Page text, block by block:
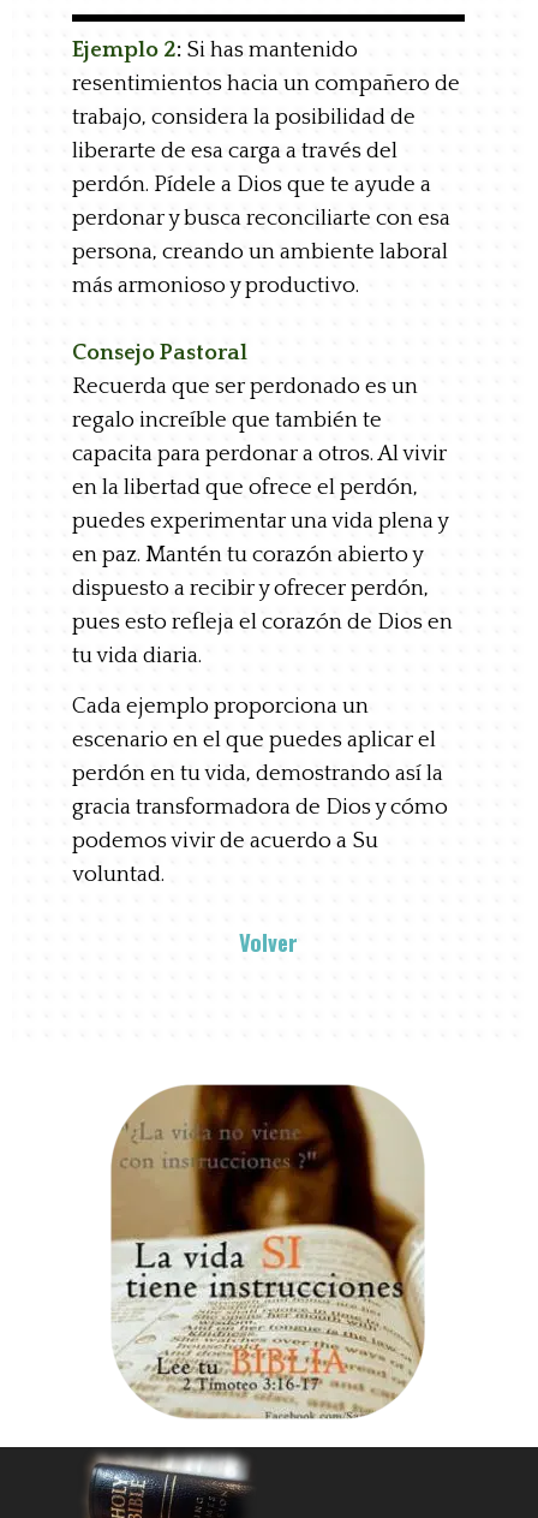
Ejemplo 2: Si has mantenido
resentimientos hacia un compañero de
trabajo, considera la posibilidad de
liberarte de esa carga a través del
perdón. Pídele a Dios que te ayude a
perdonar y busca reconciliarte con esa
persona, creando un ambiente laboral
más armonioso y productivo.
Consejo Pastoral
Recuerda que ser perdonado es un
regalo increíble que también te
capacita para perdonar a otros. Al vivir
en la libertad que ofrece el perdón,
puedes experimentar una vida plena y
en paz. Mantén tu corazón abierto y
dispuesto a recibir y ofrecer perdón,
pues esto refleja el corazón de Dios en
tu vida diaria.
Cada ejemplo proporciona un
escenario en el que puedes aplicar el
perdón en tu vida, demostrando así la
gracia transformadora de Dios y cómo
podemos vivir de acuerdo a Su
voluntad.
Volver